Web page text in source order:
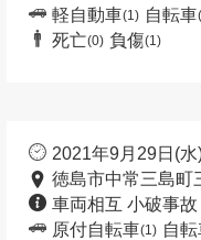
軽自動車(1) 自転車
死亡(0) 負傷(1)
2021年9月29日(
徳島市中常三島町
車両相互 小破事故
原付自転車(1) 自転